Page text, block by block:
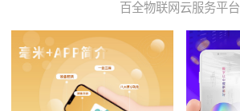
百全物联网云服务平台